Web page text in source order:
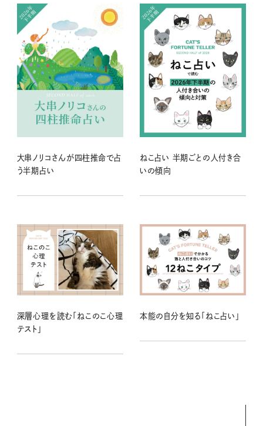
大串ノリコさんが四柱推命で占
う半期占い
ねこ占い 半期ごとの人付き合
いの傾向
深層心理を読む「ねこのこ心理
テスト」
本能の自分を知る「ねこ占い」